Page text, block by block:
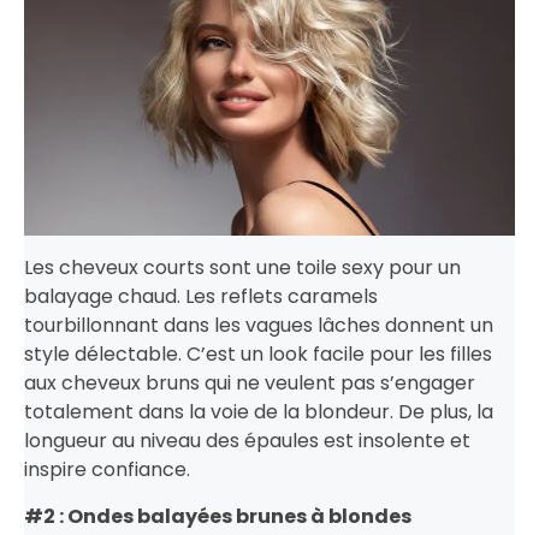
Les cheveux courts sont une toile sexy pour un
balayage chaud. Les reflets caramels
tourbillonnant dans les vagues lâches donnent un
style délectable. C’est un look facile pour les filles
aux cheveux bruns qui ne veulent pas s’engager
totalement dans la voie de la blondeur. De plus, la
longueur au niveau des épaules est insolente et
inspire confiance.
#2 : Ondes balayées brunes à blondes